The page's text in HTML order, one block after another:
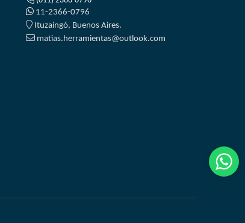
11-2366-0796
Ituzaingó, Buenos Aires.
matias.herramientas@outlook.com